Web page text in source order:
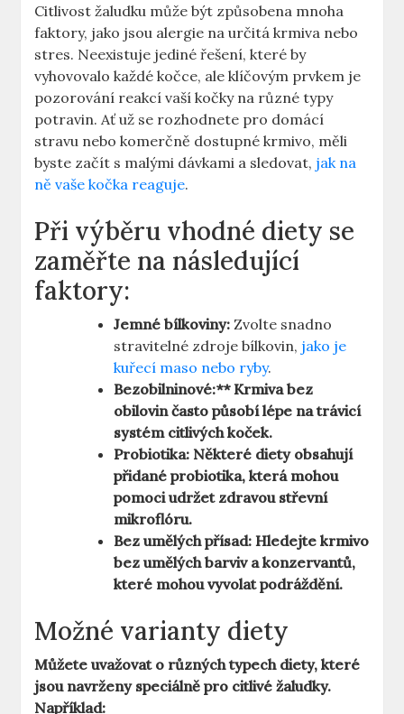
Citlivost žaludku může být způsobena mnoha
faktory, jako jsou alergie na určitá krmiva nebo
stres. Neexistuje jediné řešení, které by
vyhovovalo každé kočce, ale klíčovým prvkem je
pozorování reakcí vaší kočky na různé typy
potravin. Ať už se rozhodnete pro domácí
stravu nebo komerčně dostupné krmivo, měli
byste začít s malými dávkami a sledovat, jak na
ně vaše kočka reaguje.
Při výběru vhodné diety se
zaměřte na následující
faktory:
Jemné bílkoviny: Zvolte snadno
stravitelné zdroje bílkovin, jako je
kuřecí maso nebo ryby.
Bezobilninové:** Krmiva bez
obilovin často působí lépe na trávicí
systém citlivých koček.
Probiotika: Některé diety obsahují
přidané probiotika, která mohou
pomoci udržet zdravou střevní
mikroflóru.
Bez umělých přísad: Hledejte krmivo
bez umělých barviv a konzervantů,
které mohou vyvolat podráždění.
Možné varianty diety
Můžete uvažovat o různých typech diety, které
jsou navrženy speciálně pro citlivé žaludky.
Například: